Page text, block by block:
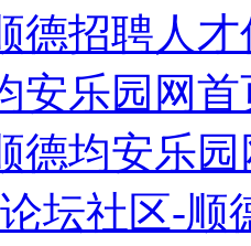
德招聘人
安乐园网首
德均安乐
坛社区-